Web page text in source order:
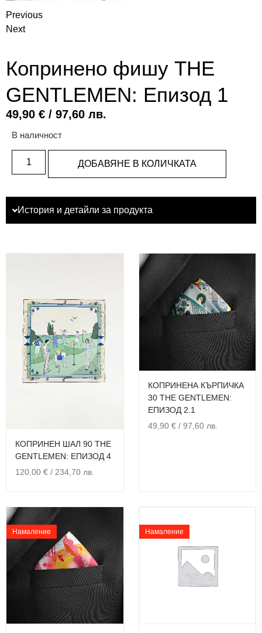
Previous
Next
Копринено фишу THE
GENTLEMEN: Епизод 1
49,90 € / 97,60 лв.
В наличност
ДОБАВЯНЕ В КОЛИЧКАТА
История и детайли за продукта
КОПРИНЕН ШАЛ 90 THE
GENTLEMEN: ЕПИЗОД 4
120,00 € / 234,70 лв.
КОПРИНЕНА КЪРПИЧКА
30 THE GENTLEMEN:
ЕПИЗОД 2.1
49,90 €/ 97,60 лв.
Намаление Намаление